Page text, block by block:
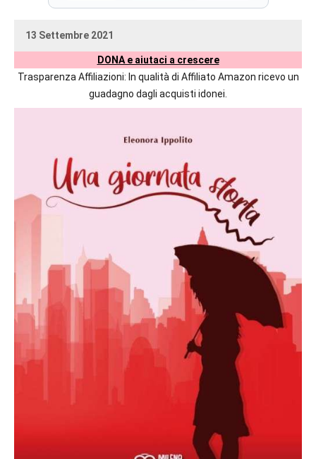
prossime
editoriali
maggiori
italiane
13 Settembre 2021
DONA e aiutaci a crescere
Trasparenza Affiliazioni: In qualità di Affiliato Amazon ricevo un
guadagno dagli acquisti idonei.